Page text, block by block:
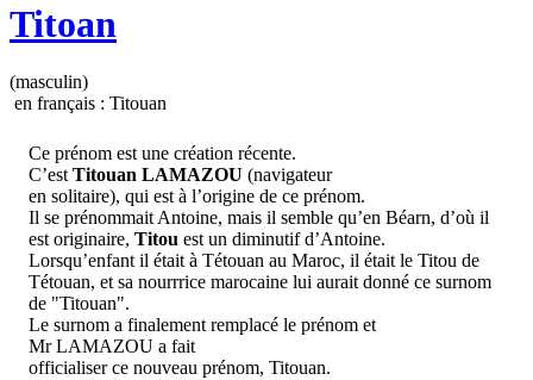
Titoan
(masculin)
en français : Titouan
Ce prénom est une création récente.
C’est Titouan LAMAZOU (navigateur
en solitaire), qui est à l’origine de ce prénom.
Il se prénommait Antoine, mais il semble qu’en Béarn, d’où il
est originaire, Titou est un diminutif d’Antoine.
Lorsqu’enfant il était à Tétouan au Maroc, il était le Titou de
Tétouan, et sa nourrrice marocaine lui aurait donné ce surnom
de "Titouan".
Le surnom a finalement remplacé le prénom et
Mr LAMAZOU a fait
officialiser ce nouveau prénom, Titouan.